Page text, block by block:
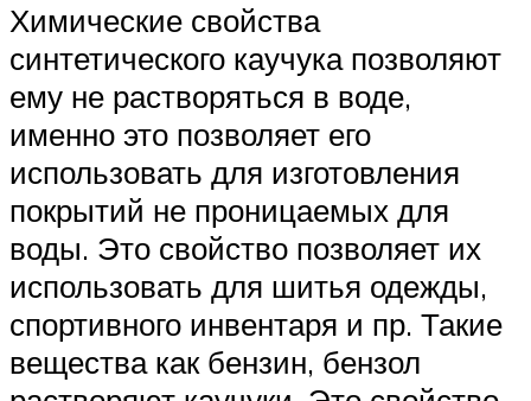
Химические свойства
синтетического каучука позволяют
ему не растворяться в воде,
именно это позволяет его
использовать для изготовления
покрытий не проницаемых для
воды. Это свойство позволяет их
использовать для шитья одежды,
спортивного инвентаря и пр. Такие
вещества как бензин, бензол